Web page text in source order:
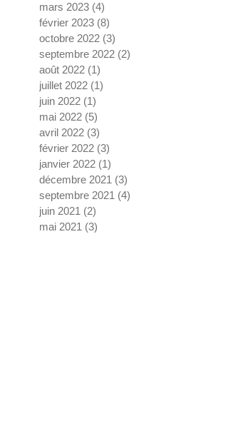
mars 2023 (4)
février 2023 (8)
octobre 2022 (3)
septembre 2022 (2)
août 2022 (1)
juillet 2022 (1)
juin 2022 (1)
mai 2022 (5)
avril 2022 (3)
février 2022 (3)
janvier 2022 (1)
décembre 2021 (3)
septembre 2021 (4)
juin 2021 (2)
mai 2021 (3)